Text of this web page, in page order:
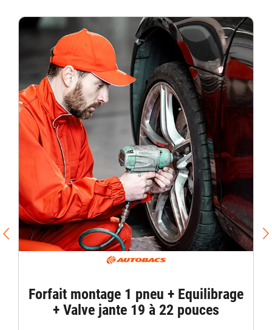
Forfait montage 1 pneu + Equilibrage
+ Valve jante 19 à 22 pouces